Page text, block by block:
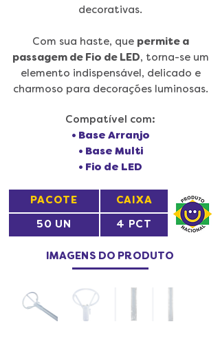
decorativas.
Com sua haste, que permite a
passagem de Fio de LED, torna-se um
elemento indispensável, delicado e
charmoso para decorações luminosas.
Compatível com:
• Base Arranjo
• Base Multi
• Fio de LED
PACOTE CAIXA
50 UN 4 PCT
IMAGENS DO PRODUTO